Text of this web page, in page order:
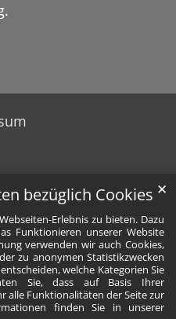
bezüglich Cookies
Erlebnis zu bieten. Dazu
Funktionieren unserer Website
verwenden wir auch Cookies,
zu anonymen Statistikzwecken
welche Kategorien Sie
Sie, dass auf Basis Ihrer
alle Funktionalitäten der Seite zur
finden Sie in unserer
✕